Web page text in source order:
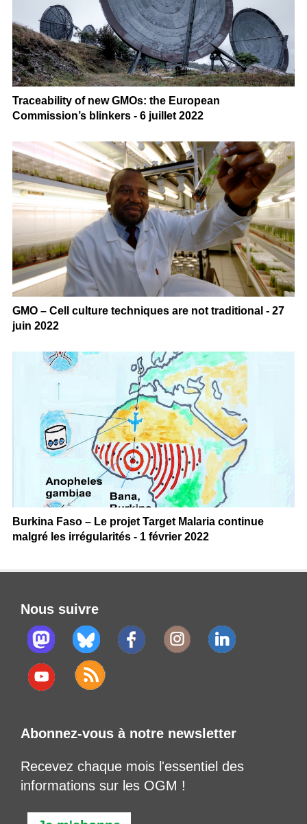
Traceability of new GMOs: the European
Commission’s blinkers - 6 juillet 2022
GMO – Cell culture techniques are not traditional - 27
juin 2022
Burkina Faso – Le projet Target Malaria continue
malgré les irrégularités - 1 février 2022
Nous suivre
Abonnez-vous à notre newsletter
Recevez chaque mois l'essentiel des
informations sur les OGM !